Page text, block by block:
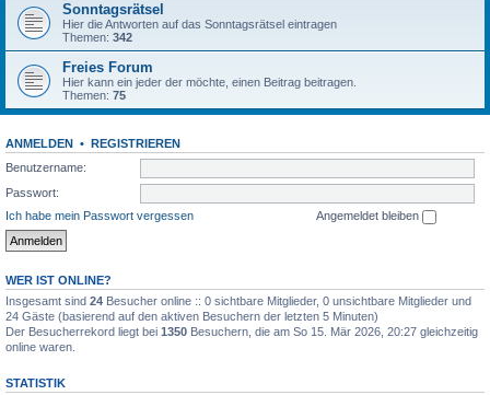
Sonntagsrätsel
Hier die Antworten auf das Sonntagsrätsel eintragen
Themen: 342
Freies Forum
Hier kann ein jeder der möchte, einen Beitrag beitragen.
Themen: 75
ANMELDEN • REGISTRIEREN
Benutzername:
Passwort:
Ich habe mein Passwort vergessen
Angemeldet bleiben
WER IST ONLINE?
Insgesamt sind 24 Besucher online :: 0 sichtbare Mitglieder, 0 unsichtbare Mitglieder und
24 Gäste (basierend auf den aktiven Besuchern der letzten 5 Minuten)
Der Besucherrekord liegt bei 1350 Besuchern, die am So 15. Mär 2026, 20:27 gleichzeitig
online waren.
STATISTIK